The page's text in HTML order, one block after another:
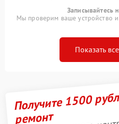
Записывайтесь
Мы проверим ваше устройство
Показать
Получите 1500
ремонт